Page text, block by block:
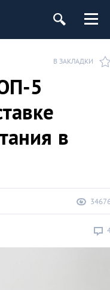
В ЗАКЛАДКИ
5
в